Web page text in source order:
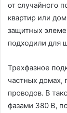
от случайного
квартир или
защитных
подходили для
Трехфазное
частных домах,
проводов. В
фазами 380 В,